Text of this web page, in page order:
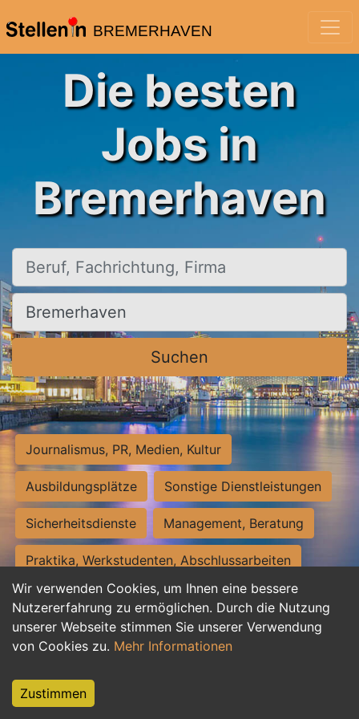
BREMERHAVEN
Wir verwenden Cookies, um Ihnen eine bessere
Nutzererfahrung zu ermöglichen. Durch die Nutzung
unserer Webseite stimmen Sie unserer Verwendung
von Cookies zu. Mehr Informationen
Zustimmen
Die besten
Jobs in
Bremerhaven
Beruf, Fachrichtung, Firma
Ort, Stadt
Suchen
Journalismus, PR, Medien, Kultur
Ausbildungsplätze Sonstige Dienstleistungen
Sicherheitsdienste Management, Beratung
Praktika, Werkstudenten, Abschlussarbeiten
Personalwesen Assistenz, Sekretariat
Hilfskräfte, Aushilfs- und Nebenjobs
Weiterbildung, Studium, duale Ausbildung